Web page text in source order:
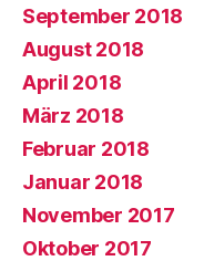
September 2018
August 2018
April 2018
März 2018
Februar 2018
Januar 2018
November 2017
Oktober 2017